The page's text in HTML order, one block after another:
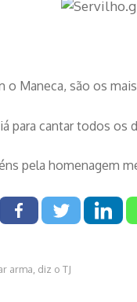
o Maneca, são os
para cantar todos os
pela homenagem
arma, diz o TJ